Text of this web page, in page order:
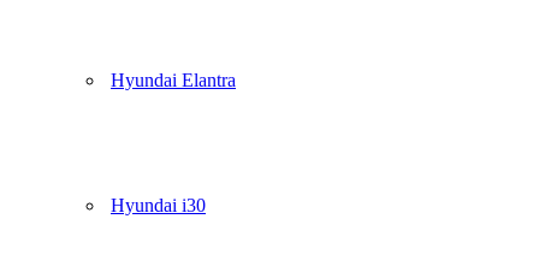
Hyundai Elantra
Hyundai i30